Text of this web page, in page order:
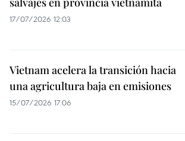
17/07/2026 12:03
Vietnam acelera la transición hacia
una agricultura baja en emisiones
15/07/2026 17:06